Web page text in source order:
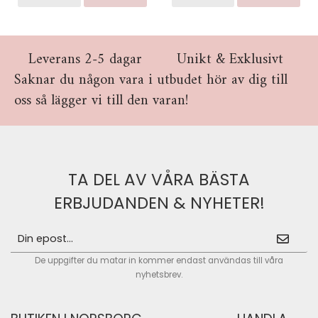
Leverans 2-5 dagar
Unikt & Exklusivt
Saknar du någon vara i utbudet hör av dig till
oss så lägger vi till den varan!
TA DEL AV VÅRA BÄSTA
ERBJUDANDEN & NYHETER!
De uppgifter du matar in kommer endast användas till våra
nyhetsbrev.